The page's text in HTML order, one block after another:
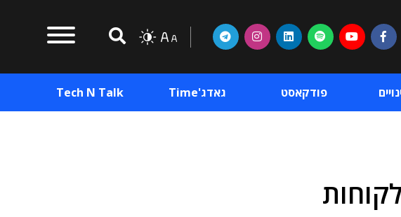
פודקאסט גאדג'Time Tech N Talk